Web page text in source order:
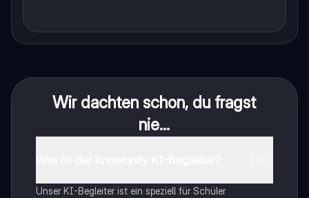
Wir dachten schon, du fragst
nie...
Unser KI-Begleiter ist ein speziell für Schüler